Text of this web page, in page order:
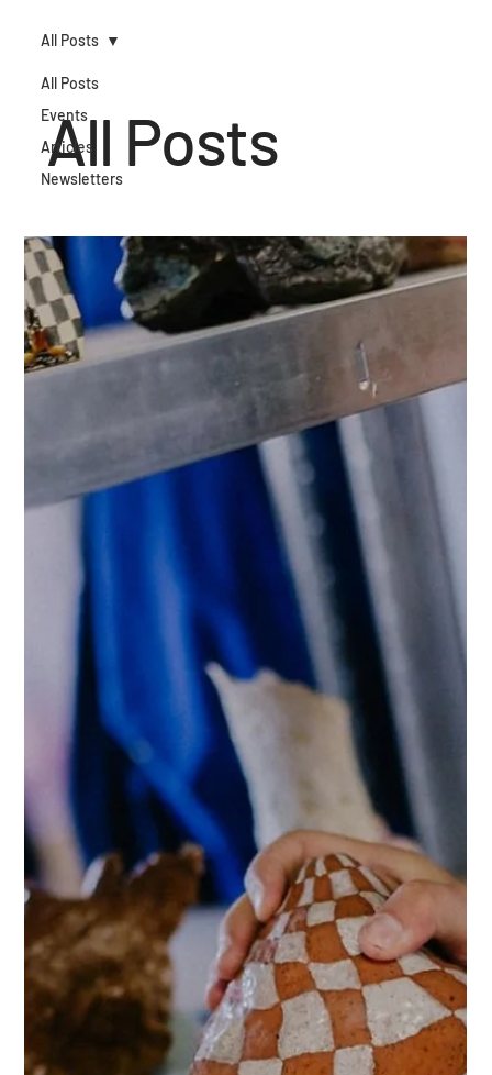
All Posts
Events
Articles
Newsletters
All Posts
All Posts